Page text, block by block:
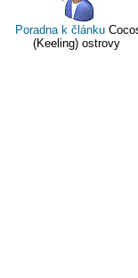
Poradna k článku
(Keeling) ostrovy